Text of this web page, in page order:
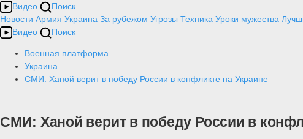
Видео
Поиск
Новости Армия Украина За рубежом Угрозы Техника Уроки мужества
Видео
Поиск
Военная платформа
Украина
СМИ: Ханой верит в победу России в конфликте на Украине
СМИ: Ханой верит в победу России в